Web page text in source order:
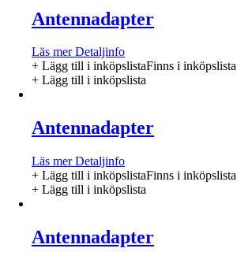
Antennadapter
Läs merDetaljinfo
+ Lägg till i inköpslistaFinns i inköpslista
+ Lägg till i inköpslista
Antennadapter
Läs merDetaljinfo
+ Lägg till i inköpslistaFinns i inköpslista
+ Lägg till i inköpslista
Antennadapter